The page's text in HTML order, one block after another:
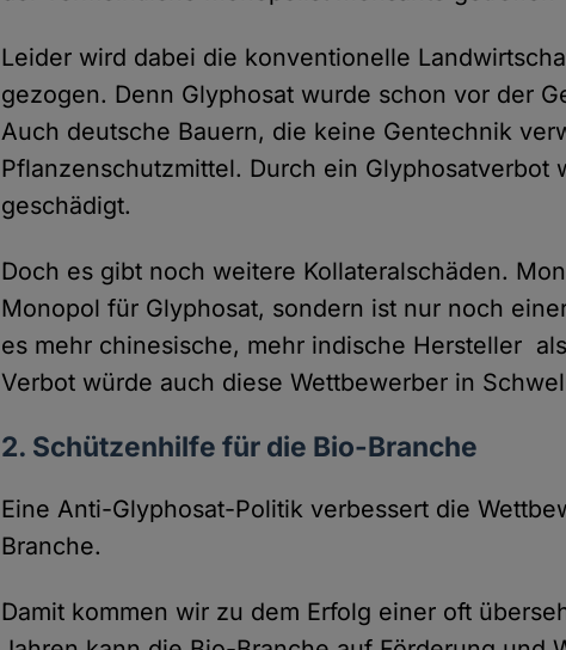
Leider wird dabei die konventionelle
gezogen. Denn Glyphosat wurde schon vor der
Auch deutsche Bauern, die keine Gentechnik
Pflanzenschutzmittel. Durch ein Glyphosatverbot
geschädigt.
Doch es gibt noch weitere Kollateralschäden.
Monopol für Glyphosat, sondern ist nur noch
es mehr chinesische, mehr indische Hersteller
Verbot würde auch diese Wettbewerber in
2. Schützenhilfe für die Bio-Branche
Eine Anti-Glyphosat-Politik verbessert die
Branche.
Damit kommen wir zu dem Erfolg einer oft